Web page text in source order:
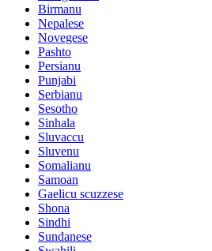
Birmanu
Nepalese
Novegese
Pashto
Persianu
Punjabi
Serbianu
Sesotho
Sinhala
Sluvaccu
Sluvenu
Somalianu
Samoan
Gaelicu scuzzese
Shona
Sindhi
Sundanese